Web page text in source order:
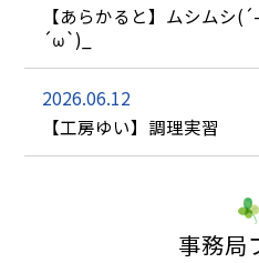
【あらかると】ムシム
´ω`)_
2026.06.12
【工房ゆい】調理実習
事務局